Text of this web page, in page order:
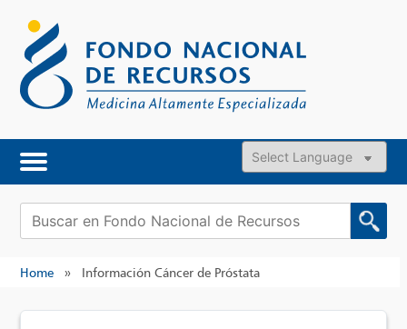
content
Powered by
Buscar:
Home » Información Cáncer de Próstata